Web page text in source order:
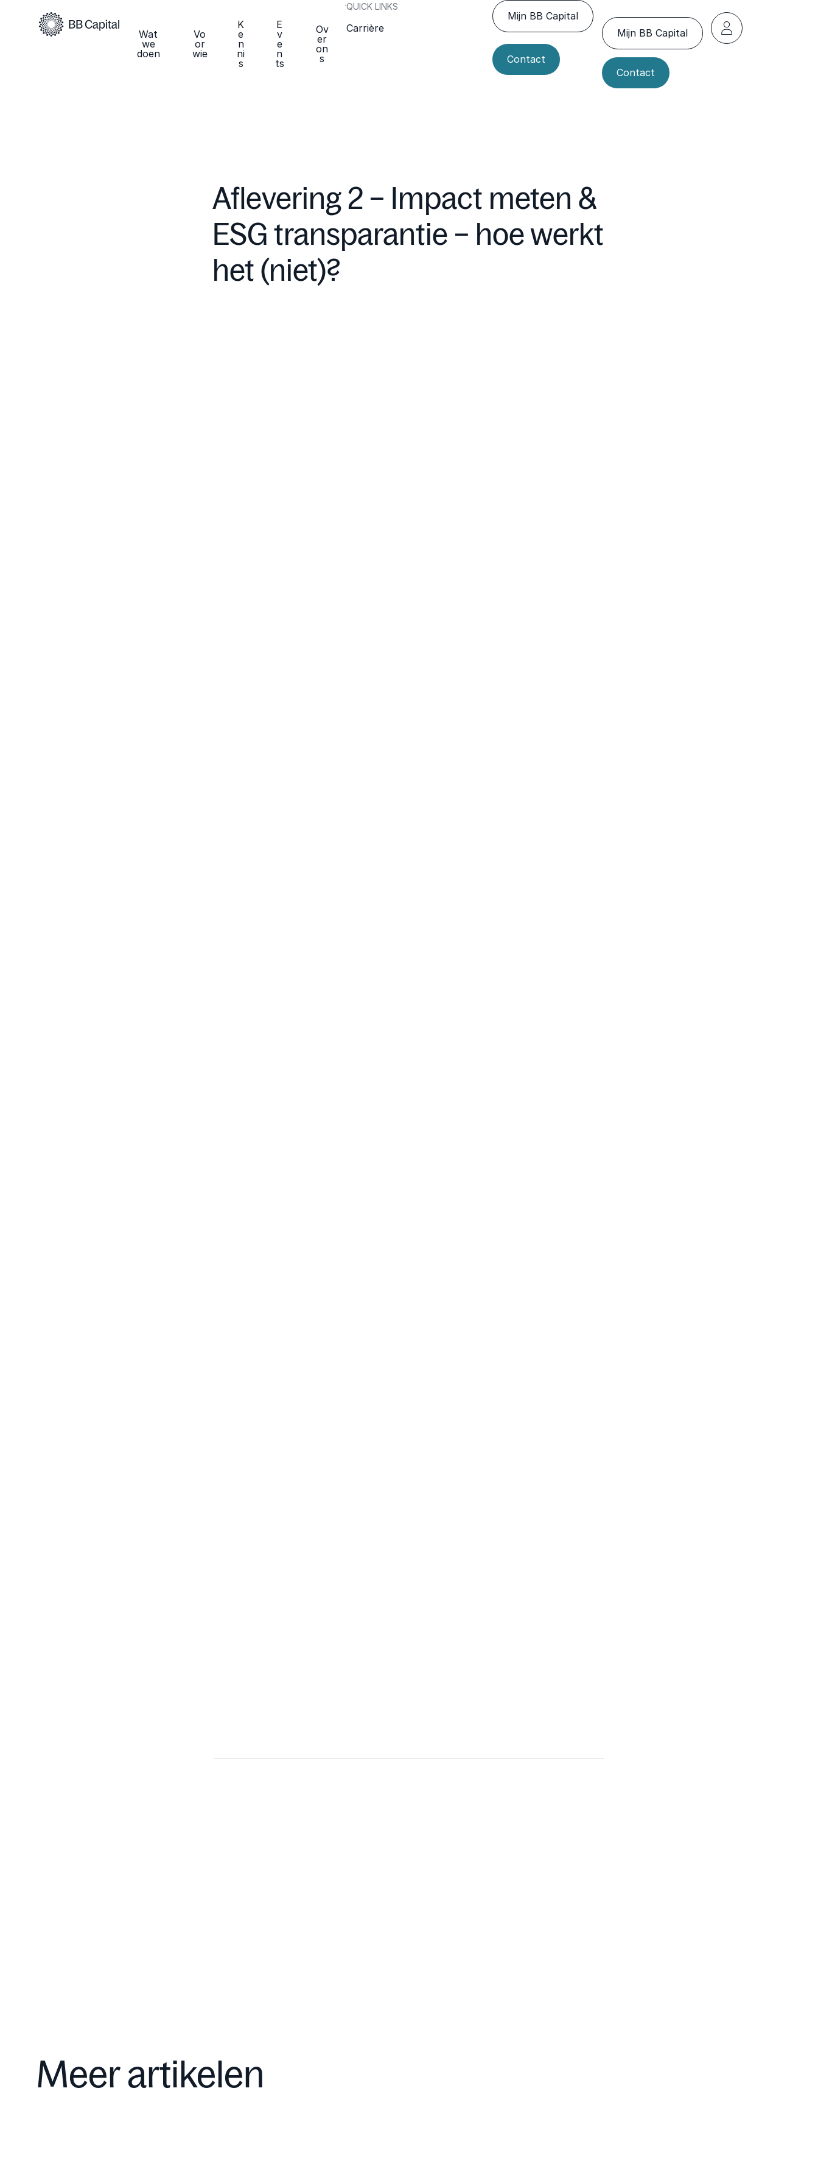
Wat
we
doen
Vo
or
wie
K
e
n
ni
s
E
v
e
n
ts
Ov
er
on
s
QUICK LINKS
Carrière
Mijn BB Capital
Contact
Mijn BB Capital
Contact
Aflevering 2 – Impact meten &
ESG transparantie – hoe werkt
het (niet)?
Meer artikelen